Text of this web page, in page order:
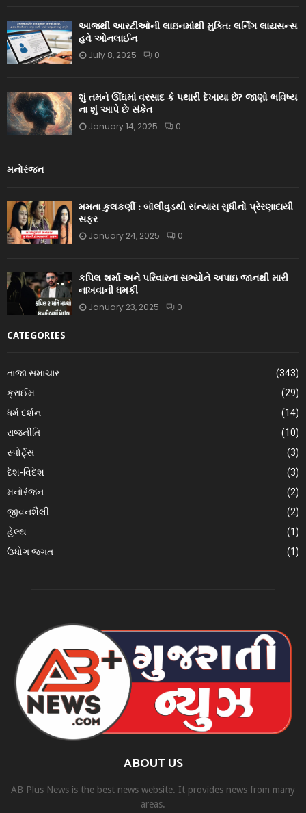
આજથી આરટીઓની લાઇનમાંથી મુક્તિ: લર્નિંગ લાયસન્સ
હવે ઓનલાઈન
July 8, 2025 0
શું તમને ઊંઘમાં વરસાદ કે પથારી દેખાયા છે? જાણો ભવિષ્ય
ના શું આપે છે સંકેત
January 14, 2025 0
મનોરંજન
મમતા કુલકર્ણી : બૉલીવુડથી સંન્યાસ સુધીનો પ્રેરણાદાયી
સફર
January 24, 2025 0
કપિલ શર્મા અને પરિવારના સભ્યોને અપાઇ જાનથી મારી
નાખવાની ધમકી
January 23, 2025 0
CATEGORIES
તાજા સમાચાર
(343)
ક્રાઈમ
(29)
ધર્મ દર્શન
(14)
રાજનીતિ
(10)
સ્પોર્ટ્સ
(3)
દેશ-વિદેશ
(3)
મનોરંજન
(2)
જીવનશૈલી
(2)
હેલ્થ
(1)
ઉધોગ જગત
(1)
ABOUT US
AB Plus News is the best news website. It provides news from many
areas.